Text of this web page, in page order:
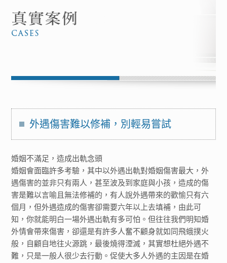
外遇傷害難以修補，別輕易嘗試
婚姻不滿足，造成出軌念頭
婚姻會面臨許多考驗，其中以外遇出軌對婚姻傷害最大，外
遇傷害的並非只有兩人，甚至波及到家庭與小孩，造成的傷
害是難以言喻且無法修補的，有人說外遇帶來的歡愉只有六
個月，但外遇造成的傷害卻需要六年以上去填補，由此可
知，你就能明白一場外遇出軌有多可怕。但往往我們明知婚
外情會帶來傷害，卻還是有許多人奮不顧身就如同飛蛾撲火
般，自顧自地往火源跳，最後燒得湮滅，其實想杜絕外遇不
難，只是一般人很少去行動。促使大多人外遇的主因是在婚